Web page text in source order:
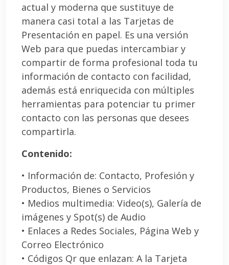
actual y moderna que sustituye de
manera casi total a las Tarjetas de
Presentación en papel. Es una versión
Web para que puedas intercambiar y
compartir de forma profesional toda tu
información de contacto con facilidad,
además está enriquecida con múltiples
herramientas para potenciar tu primer
contacto con las personas que desees
compartirla.
Contenido:
• Información de: Contacto, Profesión y
Productos, Bienes o Servicios
• Medios multimedia: Video(s), Galería de
imágenes y Spot(s) de Audio
• Enlaces a Redes Sociales, Página Web y
Correo Electrónico
• Códigos Qr que enlazan: A la Tarjeta